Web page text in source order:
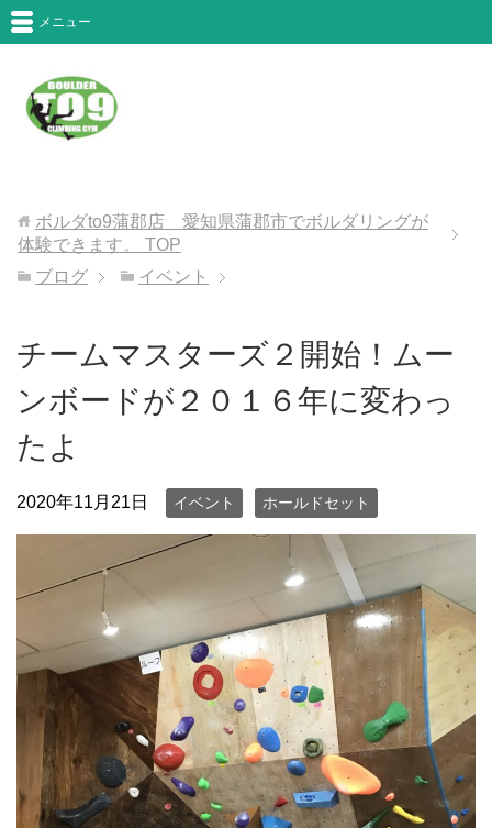
メニュー
ボルダto9蒲郡店 愛知県蒲郡市でボルダリングが
体験できます。
TOP
ブログ
イベント
チームマスターズ２開始！ムー
ンボードが２０１６年に変わっ
たよ
2020年11月21日 イベント ホールドセット